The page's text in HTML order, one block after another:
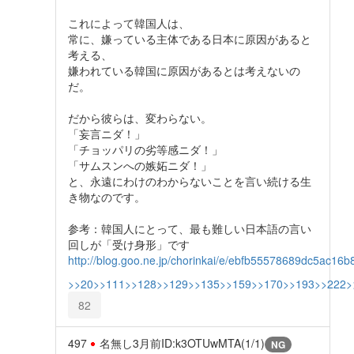
これによって韓国人は、
常に、嫌っている主体である日本に原因があると
考える、
嫌われている韓国に原因があるとは考えないの
だ。
だから彼らは、変わらない。
「妄言ニダ！」
「チョッパリの劣等感ニダ！」
「サムスンへの嫉妬ニダ！」
と、永遠にわけのわからないことを言い続ける生
き物なのです。
参考：韓国人にとって、最も難しい日本語の言い
回しが「受け身形」です
http://blog.goo.ne.jp/chorinkai/e/
>>20>>111 >>128>>129>>135>>159>>170>>193>>222
82
497 名無し3月前ID:k3OTUwMTA(1/1) NG